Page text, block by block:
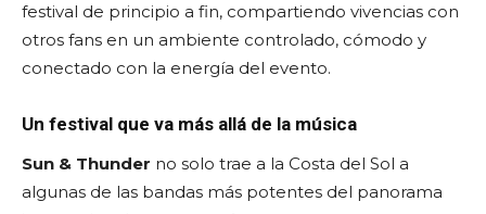
festival de principio a fin, compartiendo vivencias con
otros fans en un ambiente controlado, cómodo y
conectado con la energía del evento.
Un festival que va más allá de la música
Sun & Thunder no solo trae a la Costa del Sol a
algunas de las bandas más potentes del panorama